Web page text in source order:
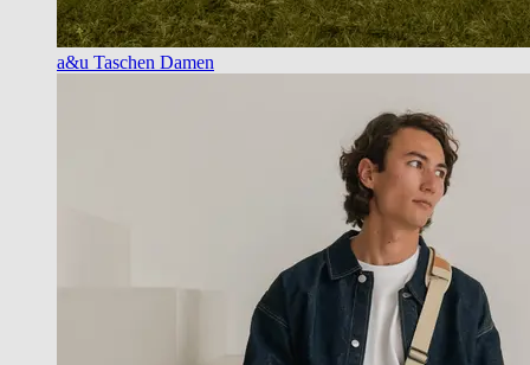
a&u Taschen Damen